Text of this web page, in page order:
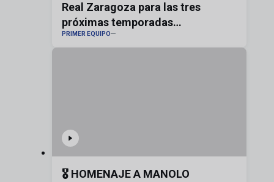
Real Zaragoza para las tres
próximas temporadas
#realzaragoza
PRIMER EQUIPO
🎖️ HOMENAJE A MANOLO